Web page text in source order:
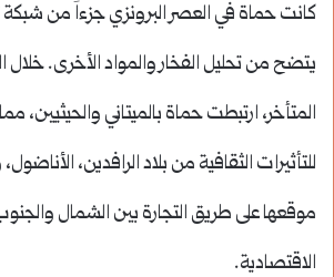
كانت حماة في العصر البرونزي جزءاً من شبكة
يتضح من تحليل الفخار والمواد الأخرى. خلال
المتأخر، ارتبطت حماة بالميتاني والحيثيين،
للتأثيرات الثقافية من بلاد الرافدين،
موقعها على طريق التجارة بين الشمال
الاقتصادية.